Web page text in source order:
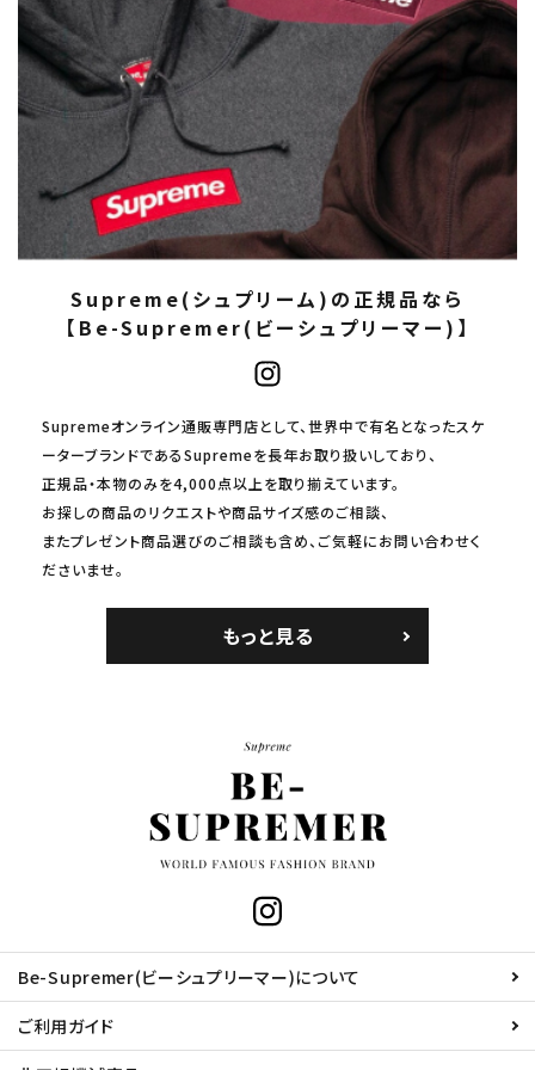
Supreme(シュプリーム)の正規品なら
【Be-Supremer(ビーシュプリーマー)】
Supremeオンライン通販専門店として、世界中で有名となったスケ
ーターブランドであるSupremeを長年お取り扱いしており、
正規品・本物のみを4,000点以上を取り揃えています。
お探しの商品のリクエストや商品サイズ感のご相談、
またプレゼント商品選びのご相談も含め、ご気軽にお問い合わせく
ださいませ。
もっと見る
Be-Supremer(ビーシュプリーマー)について
ご利用ガイド